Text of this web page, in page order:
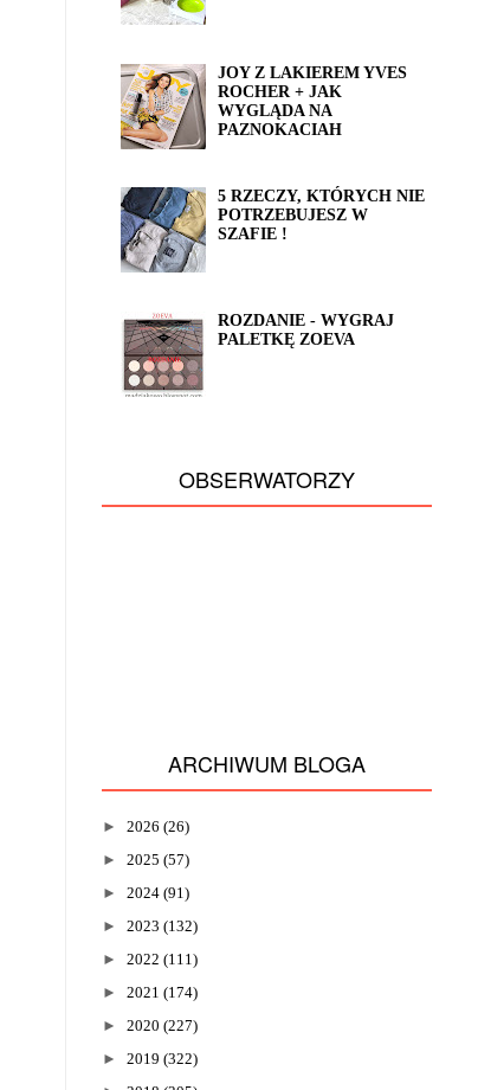
JOY Z LAKIEREM YVES
ROCHER + JAK
WYGLĄDA NA
PAZNOKACIAH
5 RZECZY, KTÓRYCH NIE
POTRZEBUJESZ W
SZAFIE !
ROZDANIE - WYGRAJ
PALETKĘ ZOEVA
OBSERWATORZY
ARCHIWUM BLOGA
► 2026 (26)
► 2025 (57)
► 2024 (91)
► 2023 (132)
► 2022 (111)
► 2021 (174)
► 2020 (227)
► 2019 (322)